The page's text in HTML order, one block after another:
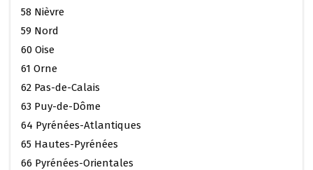
58 Nièvre
59 Nord
60 Oise
61 Orne
62 Pas-de-Calais
63 Puy-de-Dôme
64 Pyrénées-Atlantiques
65 Hautes-Pyrénées
66 Pyrénées-Orientales